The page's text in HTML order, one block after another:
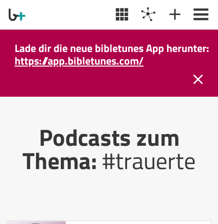
Lade dir die neue bibletunes App herunter:
https://app.bibletunes.com/
Podcasts zum
Thema:#trauerte